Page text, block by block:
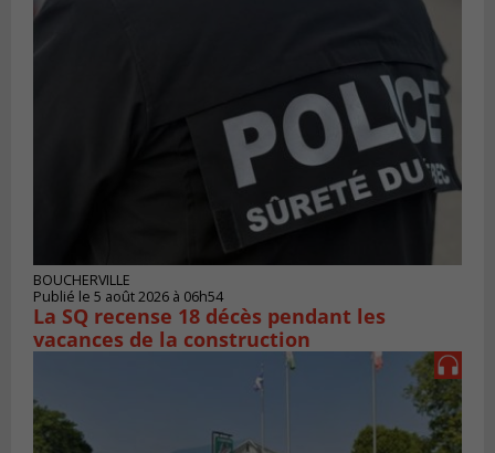
BOUCHERVILLE
Publié le 5 août 2026 à 06h54
La SQ recense 18 décès pendant les
vacances de la construction